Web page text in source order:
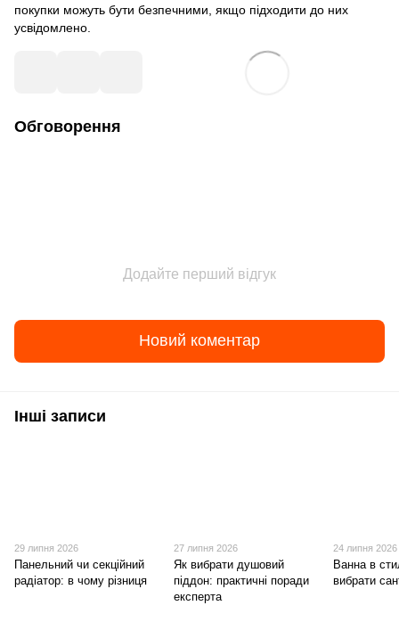
покупки можуть бути безпечними, якщо підходити до них
усвідомлено.
Обговорення
Додайте перший відгук
Новий коментар
Інші записи
29 липня 2026
Панельний чи секційний
радіатор: в чому різниця
27 липня 2026
Як вибрати душовий
піддон: практичні поради
експерта
24 липня 2026
Ванна в
вибрати